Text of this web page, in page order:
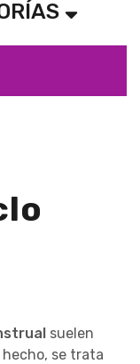
suelen
se trata